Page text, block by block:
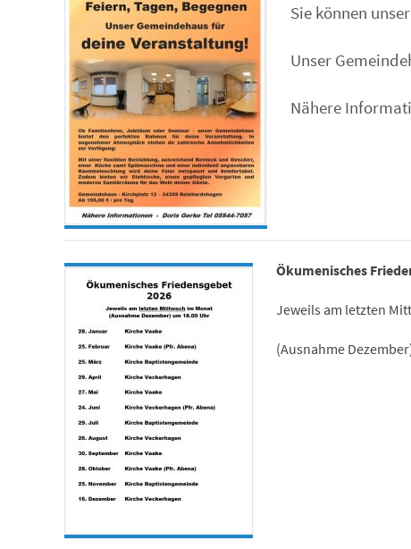
Sie können
Unser
Nähere
Ökumenisches
Jeweils am letzten
(Ausnahme